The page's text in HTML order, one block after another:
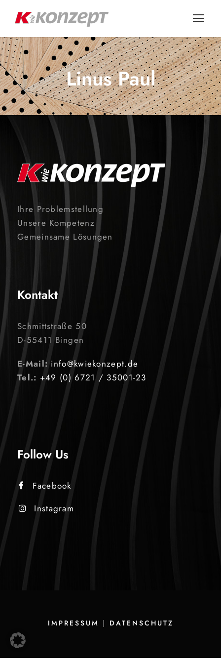
Linus Paul
Ihre Problemstellung
Unsere Kompetenz
Gemeinsame Lösungen
Kontakt
Schmittstraße 50
D-55411 Bingen
E-Mail: info@kwiekonzept.de
Tel.: +49 (0) 6721 / 35001-23
Follow Us
Facebook
Instagram
IMPRESSUM | DATENSCHUTZ